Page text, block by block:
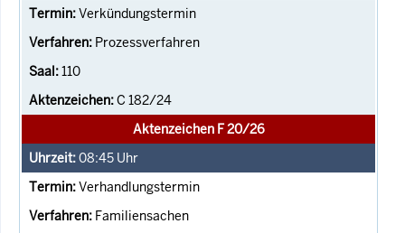
Verkündungstermin
Prozessverfahren
110
C 182/24
Aktenzeichen F 20/26
08:45 Uhr
Verhandlungstermin
Familiensachen